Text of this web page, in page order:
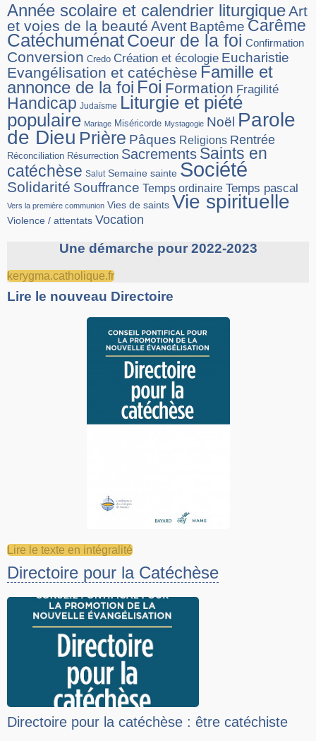
Année scolaire et calendrier liturgiqueArt
et voies de la beauté Avent Baptême Carême
CatéchuménatCoeur de la foi Confirmation
Conversion Credo Création et écologie Eucharistie
Evangélisation et catéchèse Famille et
annonce de la foi Foi Formation Fragilité
Handicap Judaïsme Liturgie et piété
populaire Mariage Miséricorde Mystagogie Noël Parole
de Dieu Prière Pâques Religions Rentrée
Réconciliation Résurrection Sacrements Saints en
catéchèse Salut Semaine sainte Société
Solidarité Souffrance Temps ordinaire Temps pascal
Vers la première communion Vies de saints Vie spirituelle
Violence / attentats Vocation
Une démarche pour 2022-2023
kerygma.catholique.fr
Lire le nouveau Directoire
Lire le texte en intégralité
Directoire pour la Catéchèse
Directoire pour la catéchèse : être catéchiste